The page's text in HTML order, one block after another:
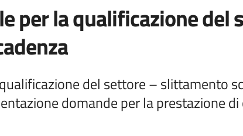
per la qualificazione del
del settore – slittamento
domande per la prestazione di